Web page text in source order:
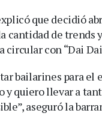
que decidió
cantidad de trends
circular con “Dai
bailarines para el
y quiero llevar a
aseguró la